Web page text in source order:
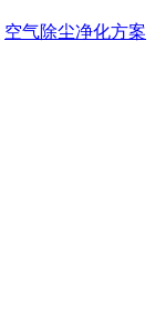
空气除尘净化方案